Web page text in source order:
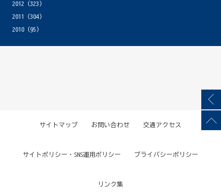
2012 (323)
2011
(304)
2010(95)
サイトマップ お問い合わせ 交通アクセス
サイトポリシー・SNS運用ポリシー プライバシーポリシー
リンク集